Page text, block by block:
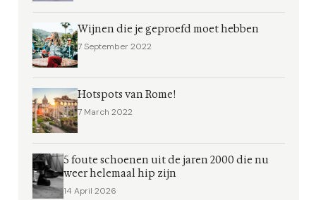
Wijnen die je geproefd moet hebben
7 September 2022
Hotspots van Rome!
7 March 2022
5 foute schoenen uit de jaren 2000 die nu
weer helemaal hip zijn
14 April 2026